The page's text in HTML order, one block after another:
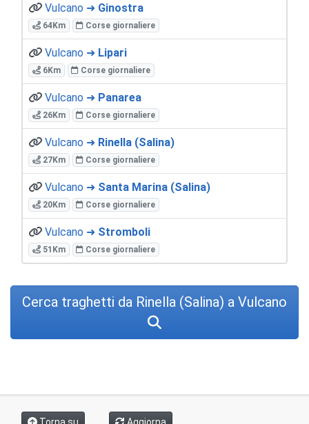
Vulcano ➜ Ginostra
64Km Corse giornaliere
Vulcano ➜ Lipari
6Km Corse giornaliere
Vulcano ➜ Panarea
26Km Corse giornaliere
Vulcano ➜ Rinella (Salina)
27Km Corse giornaliere
Vulcano ➜ Santa Marina (Salina)
20Km Corse giornaliere
Vulcano ➜ Stromboli
51Km Corse giornaliere
Cerca traghetti da Rinella (Salina) a Vulcano